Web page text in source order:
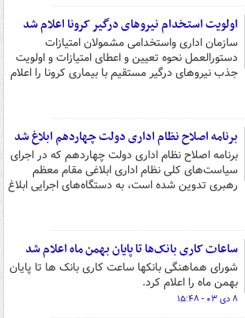
اولویت استخدام نیروهای درگیر کرونا اعلام شد
سازمان اداری واستخدامی مشمولان امتیازات
دستورالعمل نحوه تعیین و اعطای امتیازات و اولویت
جذب نیروهای درگیر مستقیم با بیماری کرونا را اعلام
برنامه اصلاح نظام اداری دولت چهاردهم ابلاغ شد
برنامه اصلاح نظام اداری دولت چهاردهم که در اجرای
سیاست‌های کلی نظام اداری ابلاغی مقام معظم
رهبری تدوین شده است، به دستگاه‌های اجرایی ابلاغ
ساعات کاری بانک‌ها تا پایان بهمن ماه اعلام شد
شورای هماهنگی بانکها ساعت کاری بانک ها تا پایان
بهمن ماه را اعلام کرد.
۸ دی ۰۳ - ۱۵:۴۸